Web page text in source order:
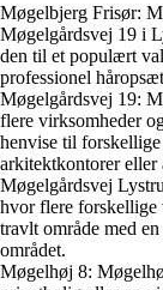
Møgelbjerg Frisør:
Møgelgårdsvej 19 i
den til et populært
professionel
Møgelgårdsvej 19:
flere virksomheder
henvise til
arkitektkontorer eller
Møgelgårdsvej
hvor flere forskellige
travlt område med
området.
Møgelhøj 8: